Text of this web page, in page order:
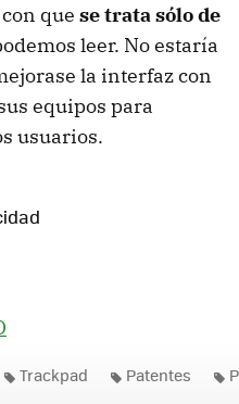
que se trata sólo de
leer. No estaría
la interfaz con
equipos para
usuarios.
Trackpad Patentes